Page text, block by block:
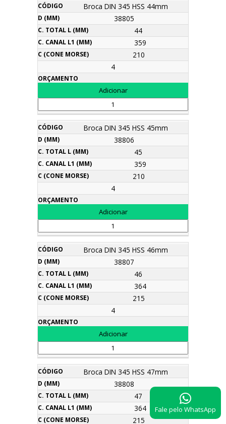
Broca DIN 345 HSS 44mm
38805
44
359
210
4
Broca DIN 345 HSS 45mm
38806
45
359
210
4
Broca DIN 345 HSS 46mm
38807
46
364
215
4
Broca DIN 345 HSS 47mm
38808
47
364
215
Fale pelo WhatsApp